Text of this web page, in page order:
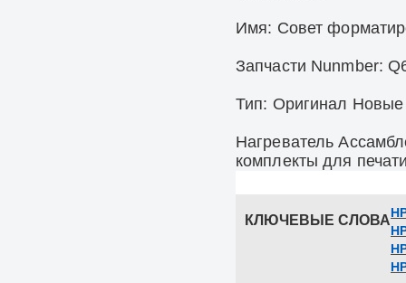
Имя: Совет
Запчасти Nunmber:
Тип: Оригинал Новые
Нагреватель
комплекты для
КЛЮЧЕВЫЕ СЛОВА